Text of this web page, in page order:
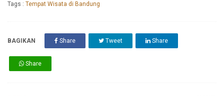
Tags : Tempat Wisata di Bandung
BAGIKAN Share Tweet Share
Share